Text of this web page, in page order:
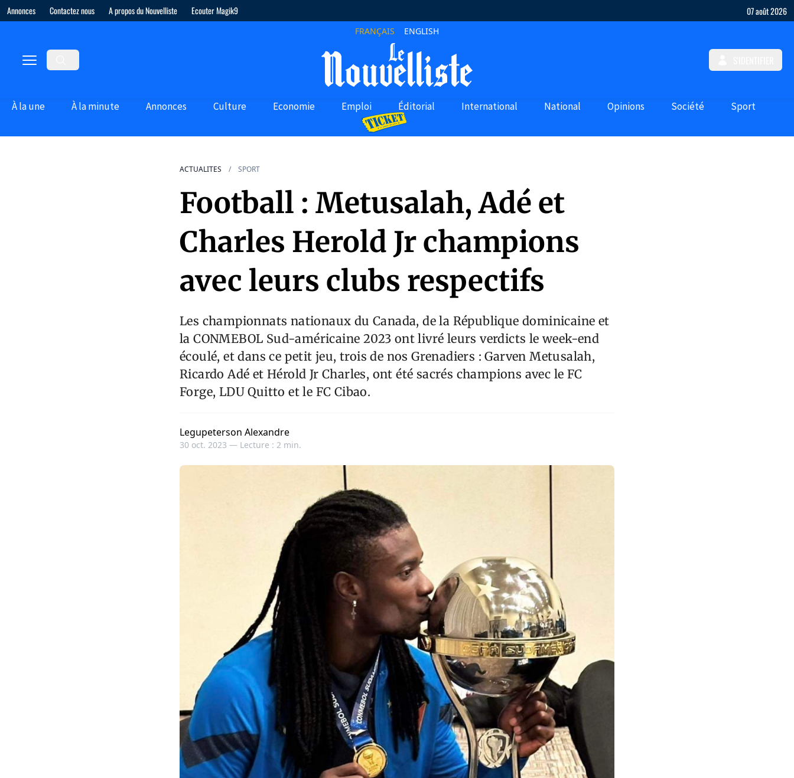
Annonces Contactez nous A propos du Nouvelliste Ecouter Magik9 07 août 2026
FRANÇAIS ENGLISH
À la une À la minute Annonces Culture Economie Emploi Éditorial International National Opinions Société Sport
ACTUALITES SPORT
Football : Metusalah, Adé et
Charles Herold Jr champions
avec leurs clubs respectifs
Les championnats nationaux du Canada, de la République dominicaine et
la CONMEBOL Sud-américaine 2023 ont livré leurs verdicts le week-end
écoulé, et dans ce petit jeu, trois de nos Grenadiers : Garven Metusalah,
Ricardo Adé et Hérold Jr Charles, ont été sacrés champions avec le FC
Forge, LDU Quitto et le FC Cibao.
Legupeterson Alexandre
30 oct. 2023 — Lecture : 2 min.